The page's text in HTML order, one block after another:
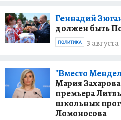
Геннадий
должен быть
3 августа
ПОЛИТИКА
"Вместо
Мария
премьера
школьных
Ломоносова